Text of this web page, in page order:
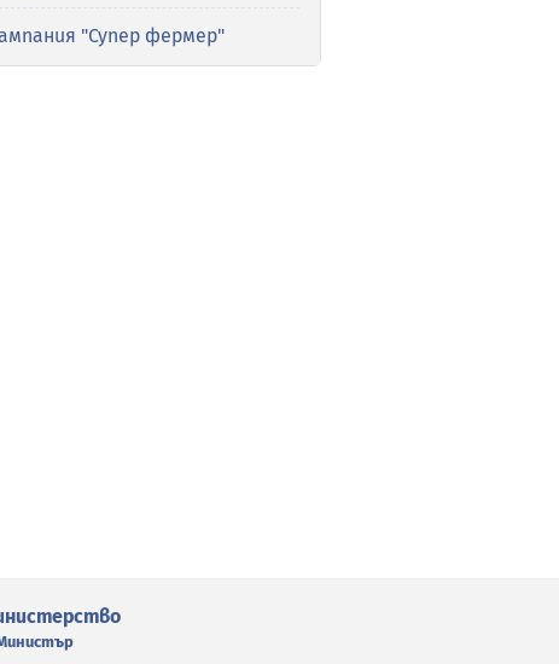
"Супер фермер"